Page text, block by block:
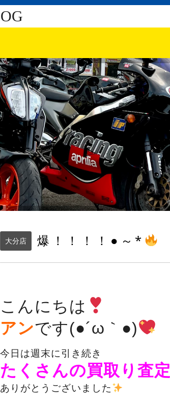
大分店 爆！！！！●～*
こんにちは
アンです(●´ω｀●)
今日は週末に引き続き
たくさんの買取り査定
ありがとうございました